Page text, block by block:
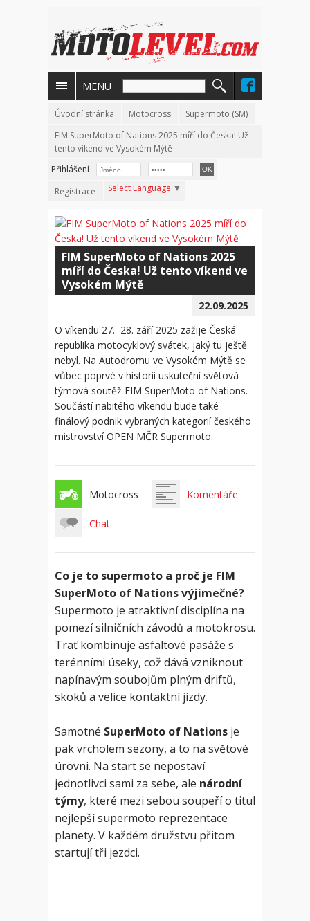
MENU
Úvodní stránka Motocross
Supermoto (SM)
FIM SuperMoto of Nations 2025 míří do Česka! Už
tento víkend ve Vysokém Mýtě
Přihlášení
Registrace
Select Language ▼
FIM SuperMoto of Nations 2025
míří do Česka! Už tento víkend ve
Vysokém Mýtě
22.09.2025
O víkendu 27.–28. září 2025 zažije Česká
republika motocyklový svátek, jaký tu ještě
nebyl. Na Autodromu ve Vysokém Mýtě se
vůbec poprvé v historii uskuteční světová
týmová soutěž FIM SuperMoto of Nations.
Součástí nabitého víkendu bude také
finálový podnik vybraných kategorií českého
mistrovství OPEN MČR Supermoto.
Motocross Komentáře
Chat
Co je to supermoto a proč je FIM
SuperMoto of Nations výjimečné?
Supermoto je atraktivní disciplína na
pomezí silničních závodů a motokrosu.
Trať kombinuje asfaltové pasáže s
terénními úseky, což dává vzniknout
napínavým soubojům plným driftů,
skoků a velice kontaktní jízdy.
Samotné SuperMoto of Nations je
pak vrcholem sezony, a to na světové
úrovni. Na start se nepostaví
jednotlivci sami za sebe, ale národní
týmy, které mezi sebou soupeří o titul
nejlepší supermoto reprezentace
planety. V každém družstvu přitom
startují tři jezdci.